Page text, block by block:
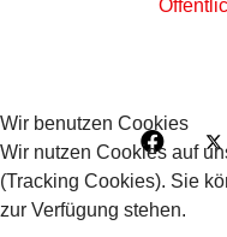
Wir benutzen Cookies
Wir nutzen Cookies auf
(Tracking Cookies). Sie
zur Verfügung stehen.